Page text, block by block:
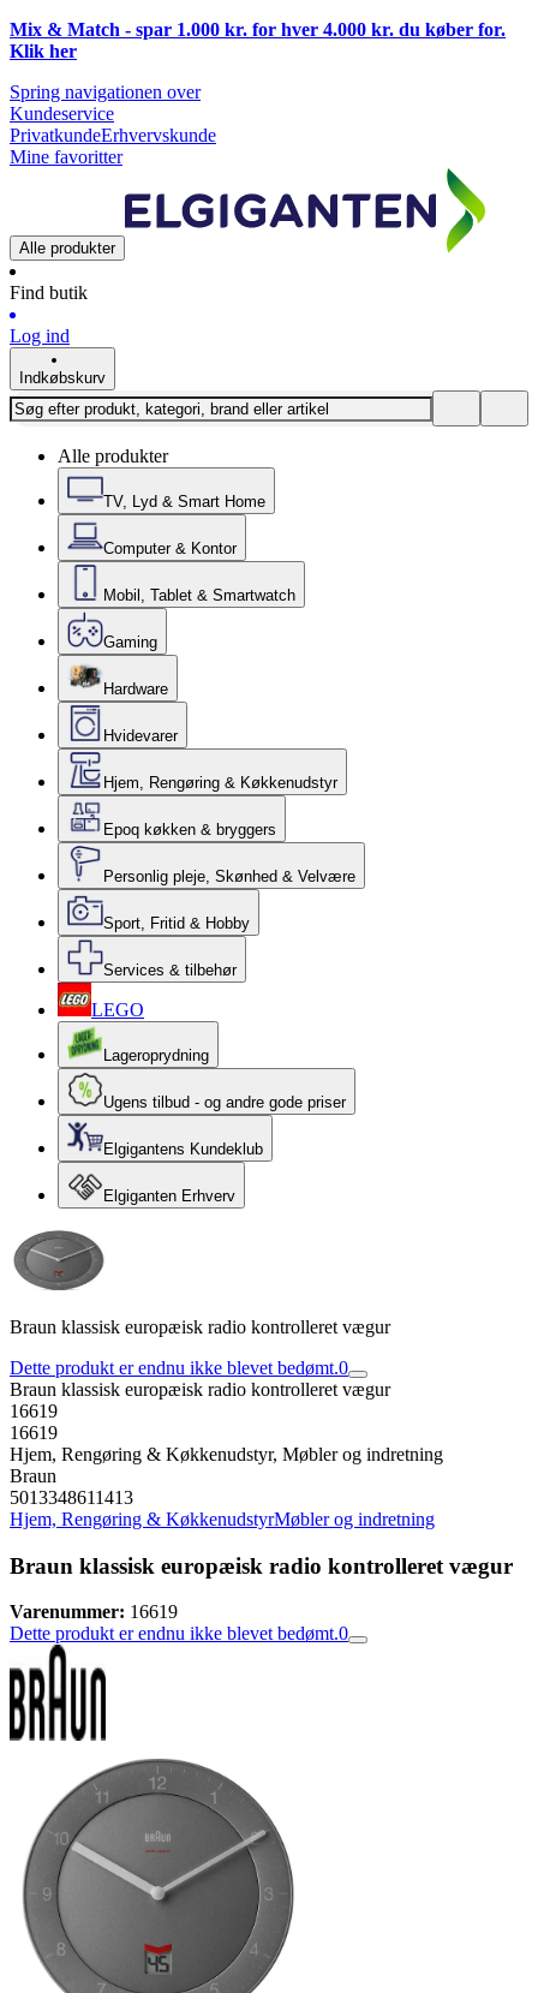
Mix & Match - spar 1.000 kr. for hver 4.000 kr. du køber for.
Klik her
Spring navigationen over
Kundeservice
PrivatkundeErhvervskunde
Mine favoritter
Alle produkter
Find butik
Log ind
Indkøbskurv
Alle produkter
TV, Lyd & Smart Home
Computer & Kontor
Mobil, Tablet & Smartwatch
Gaming
Hardware
Hvidevarer
Hjem, Rengøring & Køkkenudstyr
Epoq køkken & bryggers
Personlig pleje, Skønhed & Velvære
Sport, Fritid & Hobby
Services & tilbehør
LEGO
Lageroprydning
Ugens tilbud - og andre gode priser
Elgigantens Kundeklub
Elgiganten Erhverv
Braun klassisk europæisk radio kontrolleret vægur
Dette produkt er endnu ikke blevet bedømt.0
Braun klassisk europæisk radio kontrolleret vægur
16619
16619
Hjem, Rengøring & Køkkenudstyr, Møbler og indretning
Braun
5013348611413
Hjem, Rengøring & KøkkenudstyrMøbler og indretning
Braun klassisk europæisk radio kontrolleret vægur
Varenummer: 16619
Dette produkt er endnu ikke blevet bedømt.0